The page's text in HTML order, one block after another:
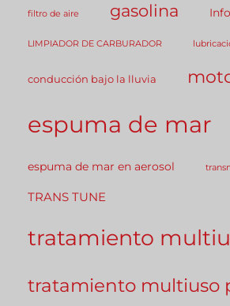
filtro de aire gasolina
LIMPIADOR DE CARBURADOR
conducción bajo la lluvia
espuma de mar
espuma de mar en aerosol
TRANS TUNE
tratamiento
tratamiento multiuso